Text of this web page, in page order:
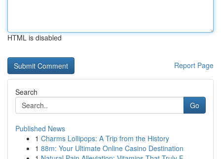
HTML is disabled
Report Page
Search
Go
Published News
1 Charms Lollipops: A Trip from the History
1 88m: Your Ultimate Online Casino Destination